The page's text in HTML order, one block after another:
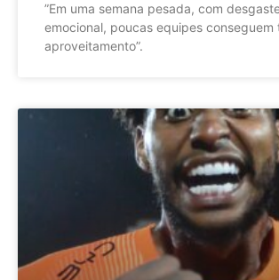
”Em uma semana pesada, com
emocional, poucas equipes conseguem
aproveitamento”.